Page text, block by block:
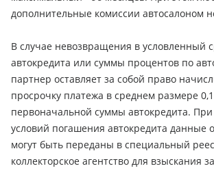
дополнительные комиссии автосалоном
В случае невозвращения в условленный
автокредита или суммы процентов по
партнер оставляет за собой право
просрочку платежа в среднем размере
первоначальной суммы автокредита.
условий погашения автокредита данные
могут быть переданы в специальный
коллекторское агентство для взыскания